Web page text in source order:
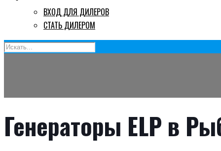
ВХОД ДЛЯ ДИЛЕРОВ
СТАТЬ ДИЛЕРОМ
Генераторы ELP в